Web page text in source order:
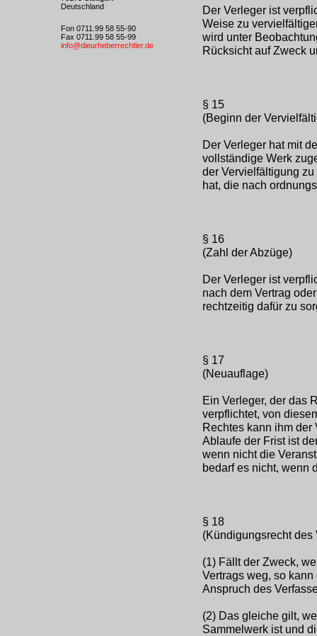
Deutschland
Fon 0711.99 58 55-90
Fax 0711.99 58 55-99
info@dieurheberrechtler.de
Der Verleger ist
Weise zu
wird unter
Rücksicht auf Zweck
§ 15
(Beginn der
Der Verleger hat mit
vollständige Werk
der Vervielfältigung
hat, die nach
§ 16
(Zahl der Abzüge)
Der Verleger ist
nach dem Vertrag
rechtzeitig dafür zu
§ 17
(Neuauflage)
Ein Verleger, der das
verpflichtet, von
Rechtes kann ihm
Ablaufe der Frist ist
wenn nicht die
bedarf es nicht, wenn
§ 18
(Kündigungsrecht des
(1) Fällt der Zweck,
Vertrags weg, so
Anspruch des
(2) Das gleiche gilt,
Sammelwerk ist und